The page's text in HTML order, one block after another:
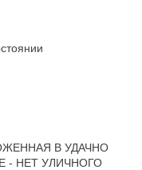
В УДАЧНО
- НЕТ УЛИЧНОГО